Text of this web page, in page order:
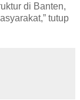
di Banten,
tutup